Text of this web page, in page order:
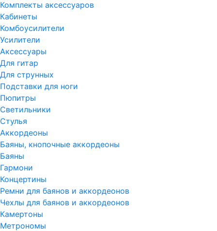
Комплекты аксессуаров
Кабинеты
Комбоусилители
Усилители
Аксессуары
Для гитар
Для струнных
Подставки для ноги
Пюпитры
Светильники
Стулья
Аккордеоны
Баяны, кнопочные аккордеоны
Баяны
Гармони
Концертины
Ремни для баянов и аккордеонов
Чехлы для баянов и аккордеонов
Камертоны
Метрономы